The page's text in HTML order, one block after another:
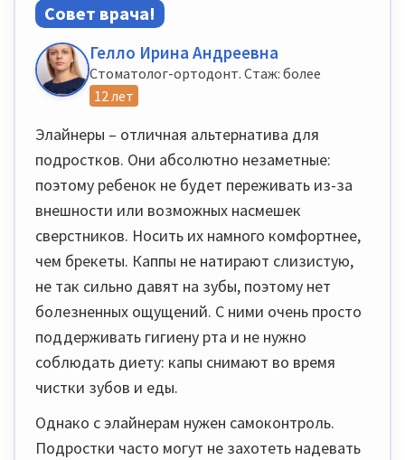
Совет врача!
Гелло Ирина Андреевна
Стоматолог-ортодонт. Стаж: более
12 лет
Элайнеры – отличная альтернатива для
подростков. Они абсолютно незаметные:
поэтому ребенок не будет переживать из-за
внешности или возможных насмешек
сверстников. Носить их намного комфортнее,
чем брекеты. Каппы не натирают слизистую,
не так сильно давят на зубы, поэтому нет
болезненных ощущений. С ними очень просто
поддерживать гигиену рта и не нужно
соблюдать диету: капы снимают во время
чистки зубов и еды.
Однако с элайнерам нужен самоконтроль.
Подростки часто могут не захотеть надевать